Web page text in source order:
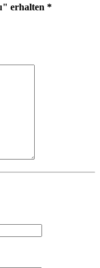
erhalten *